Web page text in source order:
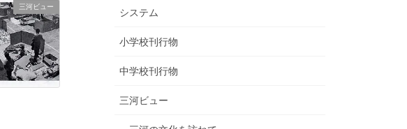
三河ビュー
システム
小学校刊行物
中学校刊行物
三河ビュー